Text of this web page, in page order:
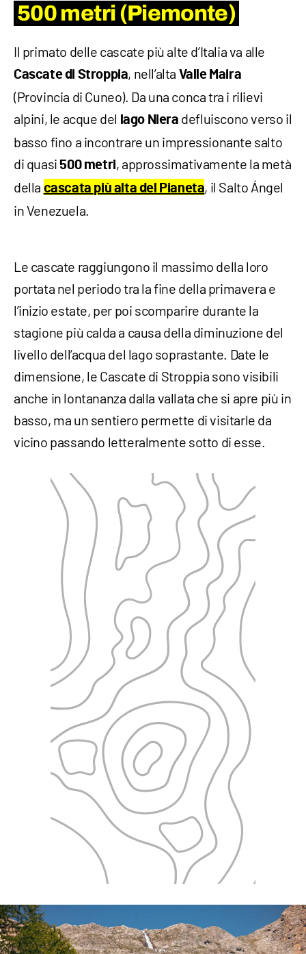
500 metri (Piemonte)
Il primato delle cascate più alte d’Italia va alle
Cascate di Stroppia, nell’alta Valle Maira
(Provincia di Cuneo). Da una conca tra i rilievi
alpini, le acque del lago Niera defluiscono verso il
basso fino a incontrare un impressionante salto
di quasi500 metri, approssimativamente la metà
della cascata più alta del Pianeta, il Salto Ángel
in Venezuela.
Le cascate raggiungono il massimo della loro
portata nel periodo tra la fine della primavera e
l’inizio estate, per poi scomparire durante la
stagione più calda a causa della diminuzione del
livello dell’acqua del lago soprastante. Date le
dimensione, le Cascate di Stroppia sono visibili
anche in lontananza dalla vallata che si apre più in
basso, ma un sentiero permette di visitarle da
vicino passando letteralmente sotto di esse.